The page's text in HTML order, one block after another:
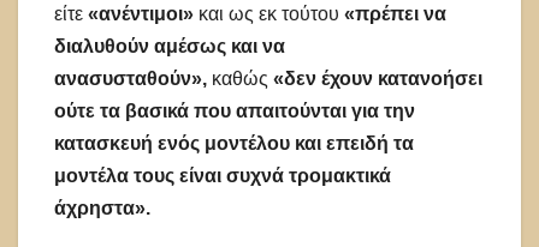
είτε «ανέντιμοι» και ως εκ τούτου «πρέπει να
διαλυθούν αμέσως και να
ανασυσταθούν», καθώς «δεν έχουν κατανοήσει
ούτε τα βασικά που απαιτούνται για την
κατασκευή ενός μοντέλου και επειδή τα
μοντέλα τους είναι συχνά τρομακτικά
άχρηστα».